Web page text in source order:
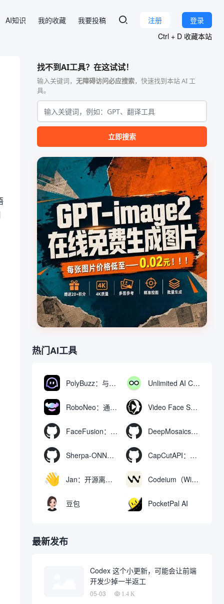
登录
注册
AI知识 我的收藏
我要投稿
Ctrl + D 收藏本站
找不到AI工具？在这试试！
输入关键词， 无障碍访问必应搜索，快速找到本站 AI 工
具。
立即搜索
热门AI工具
PolyBuzz：与AI角色互动的免费聊天与角色扮演平台 Unlimited AI Chat：免费无限制的AI聊天工具
RoboNeo：通过聊天生成和编辑视频与图像的AI工具 Video Face Swap
FaceFusion：视频换脸增强工具|语音同步视频嘴型动作 DeepMosaics：自动去除图像和视频中的马赛克，或向其添加马赛克
Sherpa-ONNX：使用ONNXRuntime实现离线语音识别和合成 CapCutAPI：自动化控制CapCut视频剪辑的开源工具
Jan：开源离线AI助手，ChatGPT 替代品，运行本地AI模型或连接云端AI Codeium（Windsurf Editor）：免费的AI代码补全与聊天工具，Windsurf以对话方式编写完整项目代码
豆包 PocketPal AI
最新发布
Codex 这个小更新，可能会让前端
开发少掉一半返工
05-03 1.4 K